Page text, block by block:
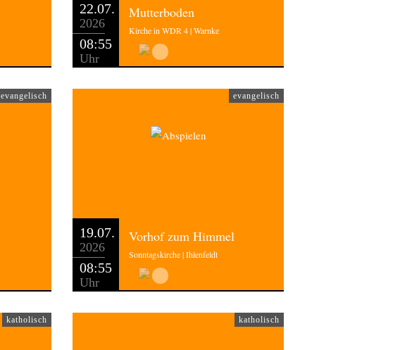
22.07.
2026
08:55
Uhr
Mutterboden
Kirche in WDR 4 | Warnke
evangelisch evangelisch
19.07.
2026
08:55
Uhr
Vorhof zum Himmel
Sonntagskirche | Ihlenfeldt
katholisch katholisch